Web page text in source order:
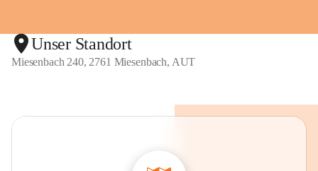
Unser Standort
Miesenbach 240, 2761 Miesenbach, AUT